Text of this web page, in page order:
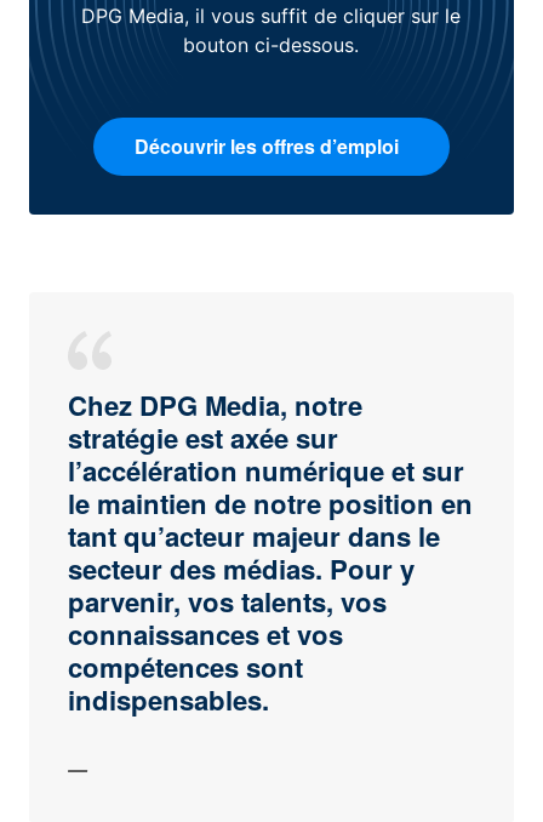
DPG Media, il vous suffit de cliquer sur le
bouton ci-dessous.
Découvrir les offres d’emploi
Chez DPG Media, notre
stratégie est axée sur
l’accélération numérique et sur
le maintien de notre position en
tant qu’acteur majeur dans le
secteur des médias. Pour y
parvenir, vos talents, vos
connaissances et vos
compétences sont
indispensables.
—